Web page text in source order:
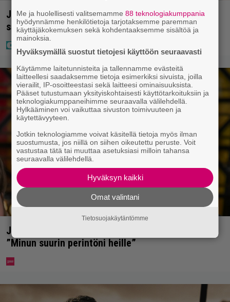
Jani Sieviseltä harvinainen kuva – ”Kaikki lapset
samaan aikaan”
Jani Sievinen kokosi lapsikatraansa yhteen –
”Minun suurin perintöni heille”
Me ja huolellisesti valitsemamme88 teknologiakumppania
hyödynnämme henkilötietoja tarjotaksemme paremman
käyttäjäkokemuksen sekä kohdentaaksemme sisältöä ja
mainoksia.
Hyväksymällä suostut tietojesi käyttöön seuraavasti
Käytämme laitetunnisteita ja tallennamme evästeitä
laitteellesi saadaksemme tietoja esimerkiksi sivuista, joilla
vierailit, IP-osoitteestasi sekä laitteesi ominaisuuksista.
Pääset tutustumaan yksityiskohtaisesti käyttötarkoituksiin ja
teknologiakumppaneihimme seuraavalla välilehdellä.
Hylkääminen voi vaikuttaa sivuston toimivuuteen ja
käytettävyyteen.
Jotkin teknologiamme voivat käsitellä tietoja myös ilman
suostumusta, jos niillä on siihen oikeutettu peruste. Voit
vastustaa tätä tai muuttaa asetuksiasi milloin tahansa
seuraavalla välilehdellä.
Hyväksyn kaikki
Omat valintani
Tietosuojakäytäntömme